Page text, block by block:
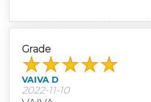
Grade
VAIVA D
2022-11-10